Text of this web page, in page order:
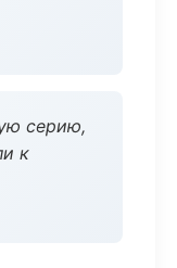
серию,
к